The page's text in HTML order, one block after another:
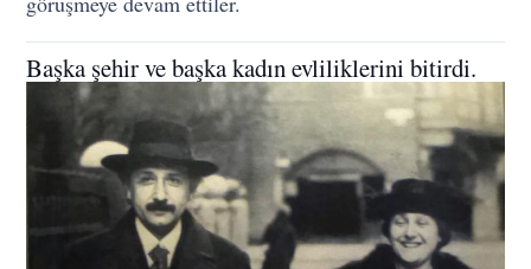
Başka şehir ve başka kadın evliliklerini bitirdi.